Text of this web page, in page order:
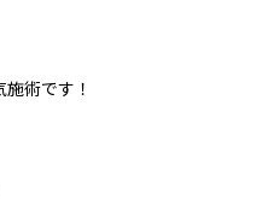
術です！